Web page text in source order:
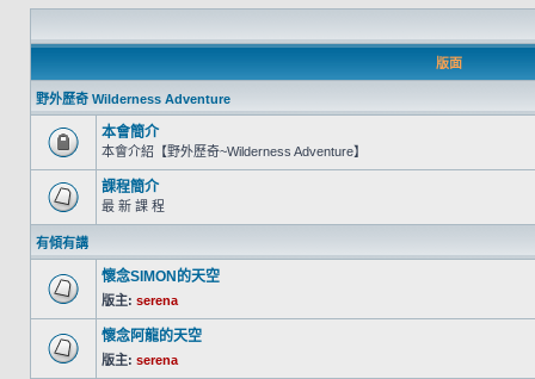
版面
野外歷奇 Wilderness Adventure
本會簡介
本會介紹【野外歷奇~Wilderness Adventure】
課程簡介
最 新 課 程
有傾有講
懷念SIMON的天空
版主: serena
懷念阿龍的天空
版主: serena